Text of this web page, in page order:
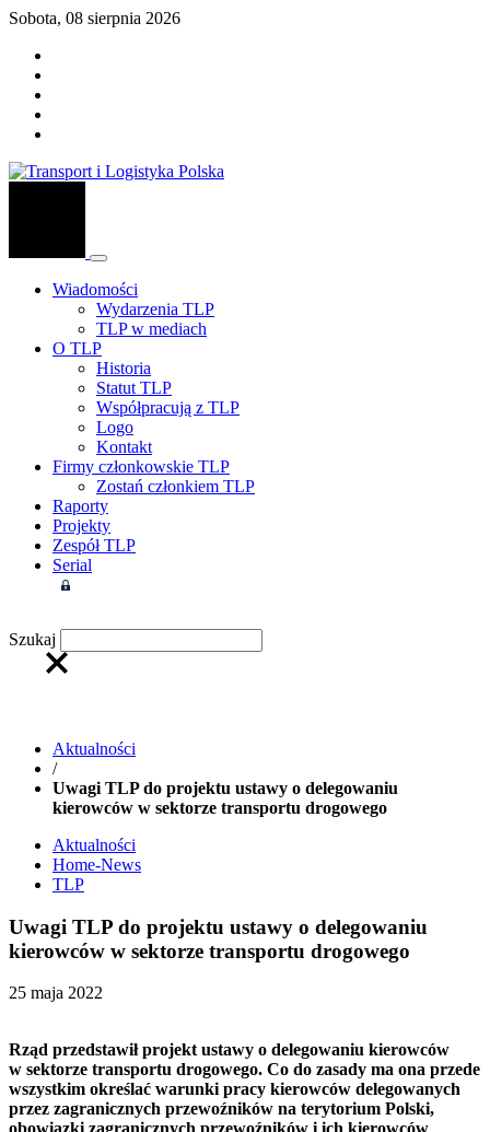
Sobota, 08 sierpnia 2026
Wiadomości
Wydarzenia TLP
TLP w mediach
O TLP
Historia
Statut TLP
Współpracują z TLP
Logo
Kontakt
Firmy członkowskie TLP
Zostań członkiem TLP
Raporty
Projekty
Zespół TLP
Serial
Szukaj
Aktualności
/
Uwagi TLP do projektu ustawy o delegowaniu
kierowców w sektorze transportu drogowego
Aktualności
Home-News
TLP
Uwagi TLP do projektu ustawy o delegowaniu
kierowców w sektorze transportu drogowego
25 maja 2022
Rząd przedstawił projekt ustawy o delegowaniu kierowców
w sektorze transportu drogowego. Co do zasady ma ona przede
wszystkim określać warunki pracy kierowców delegowanych
przez zagranicznych przewoźników na terytorium Polski,